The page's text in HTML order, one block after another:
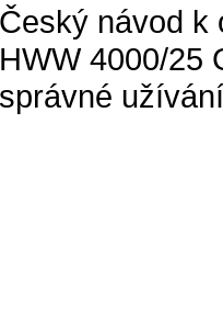
Český návod k
HWW 4000/25
správné